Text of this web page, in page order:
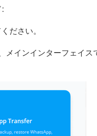
ださい。
メインインターフェイス